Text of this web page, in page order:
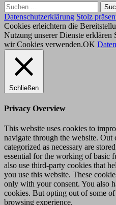
Suchen
nach:
Datenschutzerklärung Stolz
Cookies erleichtern die
Nutzung unserer Dienste erklären
wir Cookies verwenden.OK
Schließen
Privacy Overview
This website uses cookies to
navigate through the website. Out
categorized as necessary are
essential for the working of basic
also use third-party cookies that
you use this website. These
only with your consent. You also
cookies. But opting out of some
browsing experience.